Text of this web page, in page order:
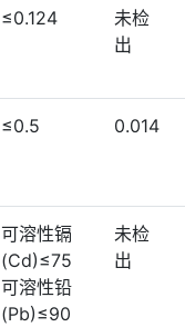
≤0.124
未检
出
≤0.5 0.014
可溶性镉
(Cd)≤75
可溶性铅
(Pb)≤90
未检
出